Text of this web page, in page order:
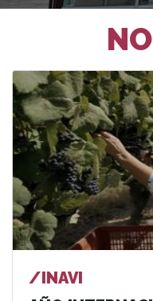
/INAVI